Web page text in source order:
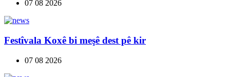
07 08 2026
Festîvala Koxê bi meşê dest pê kir
07 08 2026